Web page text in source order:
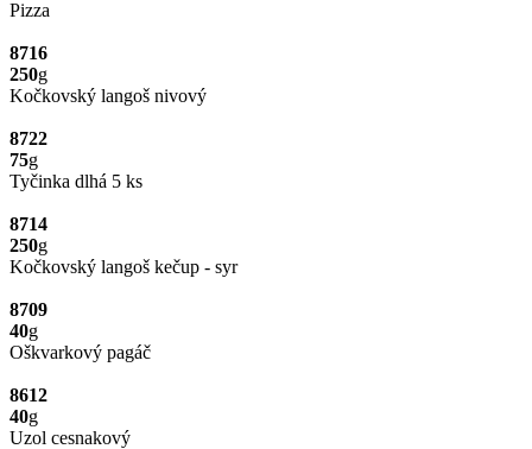
Pizza
8716
250g
Kočkovský langoš nivový
8722
75g
Tyčinka dlhá 5 ks
8714
250g
Kočkovský langoš kečup - syr
8709
40g
Oškvarkový pagáč
8612
40g
Uzol cesnakový